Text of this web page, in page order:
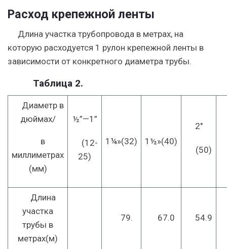
Расход крепежной ленты
Длина участка трубопровода в метрах, на
которую расходуется 1 рулон крепежной ленты в
зависимости от конкретного диаметра трубы.
Таблица 2.
Диаметр в
дюймах/
в
миллиметрах
(мм)
½”—1”
(12-
25)
1¼»(32) 1½»(40)
2″
(50)
Длина
участка
трубы в
метрах(м)
79. 67.0 54.9